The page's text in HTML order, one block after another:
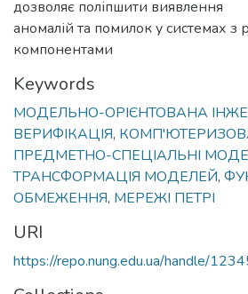
дозволяє поліпшити виявлення
аномалій та помилок у системах з
компонентами
Keywords
МОДЕЛЬНО-ОРІЄНТОВАНА
ВЕРИФІКАЦІЯ,
ПРЕДМЕТНО-СПЕЦІАЛЬНІ
ТРАНСФОРМАЦІЯ МОДЕЛЕЙ,
ОБМЕЖЕННЯ, МЕРЕЖІ ПЕТРІ
URI
https://repo.nung.edu.ua/handle/